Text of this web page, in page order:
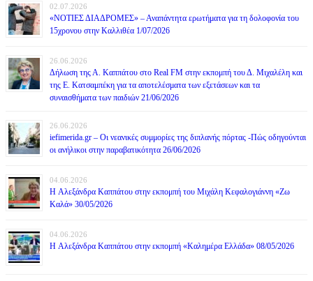
02.07.2026
«ΝΟΤΙΕΣ ΔΙΑΔΡΟΜΕΣ» – Αναπάντητα ερωτήματα για τη δολοφονία του
15χρονου στην Καλλιθέα 1/07/2026
26.06.2026
Δήλωση της Α. Καππάτου στο Real FM στην εκπομπή του Δ. Μιχαλέλη και
της Ε. Κατσαμπέκη για τα αποτελέσματα των εξετάσεων και τα
συναισθήματα των παιδιών 21/06/2026
26.06.2026
iefimerida.gr – Οι νεανικές συμμορίες της διπλανής πόρτας -Πώς οδηγούνται
οι ανήλικοι στην παραβατικότητα 26/06/2026
04.06.2026
H Αλεξάνδρα Καππάτου στην εκπομπή του Μιχάλη Κεφαλογιάννη «Ζω
Καλά» 30/05/2026
04.06.2026
H Αλεξάνδρα Καππάτου στην εκπομπή «Καλημέρα Ελλάδα» 08/05/2026